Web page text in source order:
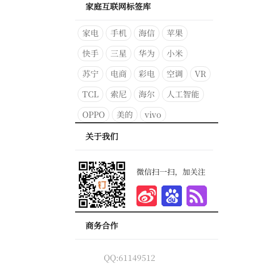
家庭互联网标签库
家电 手机 海信
苹果
快手
三星 华为
小米
苏宁
电商 彩电 空调
VR
TCL
索尼 海尔
人工智能
OPPO
美的
vivo
关于我们
微信扫一扫，加关注
商务合作
QQ:61149512